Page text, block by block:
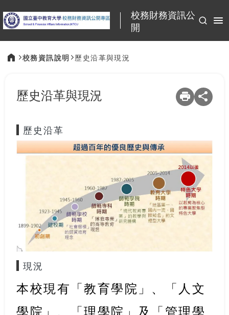
校務財務資訊公
開
校務資訊說明 歷史沿革與現況
歷史沿革與現況
歷史沿革
現況
本校現有「教育學院」、「人文
學院」、「理學院」及「管理學